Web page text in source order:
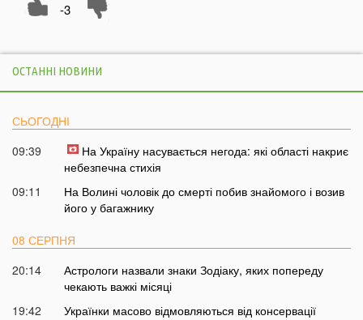
-3
ОСТАННІ НОВИНИ
СЬОГОДНІ
09:39
На Україну насувається негода: які області накриє
небезпечна стихія
09:11
На Волині чоловік до смерті побив знайомого і возив
його у багажнику
08 СЕРПНЯ
20:14
Астрологи назвали знаки Зодіаку, яких попереду
чекають важкі місяці
19:42
Українки масово відмовляються від консервації